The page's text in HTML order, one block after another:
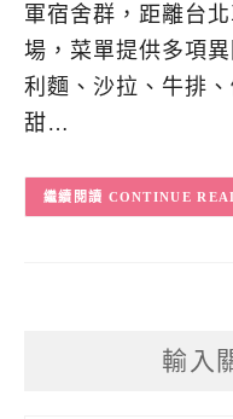
軍宿舍群，距離台
場，菜單提供多項
利麵、沙拉、牛排
甜…
CONTINUE
輸入